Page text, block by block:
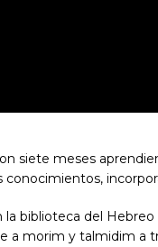
siete meses
conocimientos,
la biblioteca del
a morim y talmidim a